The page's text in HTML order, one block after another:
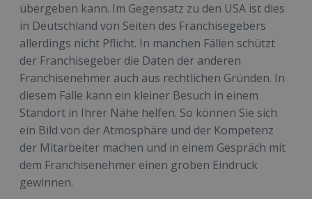
übergeben kann. Im Gegensatz zu den USA ist dies
in Deutschland von Seiten des Franchisegebers
allerdings nicht Pflicht. In manchen Fällen schützt
der Franchisegeber die Daten der anderen
Franchisenehmer auch aus rechtlichen Gründen. In
diesem Falle kann ein kleiner Besuch in einem
Standort in Ihrer Nähe helfen. So können Sie sich
ein Bild von der Atmosphäre und der Kompetenz
der Mitarbeiter machen und in einem Gespräch mit
dem Franchisenehmer einen groben Eindruck
gewinnen.